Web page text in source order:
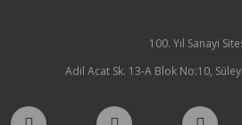
100. Yıl Sanayi
Adil Acat Sk. 13-A Blok No:10,